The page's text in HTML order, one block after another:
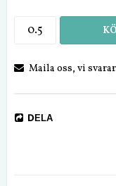
Maila oss, vi
DELA